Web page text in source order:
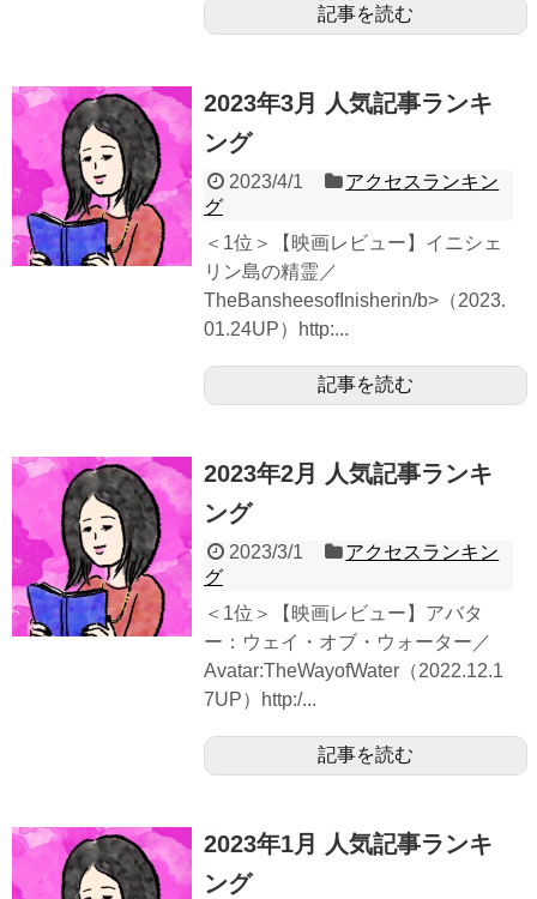
記事を読む
2023年3月 人気記事ランキ
ング
2023/4/1
アクセスランキン
グ
＜1位＞【映画レビュー】イニシェ
リン島の精霊／
TheBansheesofInisherin/b>（2023.
01.24UP）http:...
記事を読む
2023年2月 人気記事ランキ
ング
2023/3/1
アクセスランキン
グ
＜1位＞【映画レビュー】アバタ
ー：ウェイ・オブ・ウォーター／
Avatar:TheWayofWater（2022.12.1
7UP）http:/...
記事を読む
2023年1月 人気記事ランキ
ング